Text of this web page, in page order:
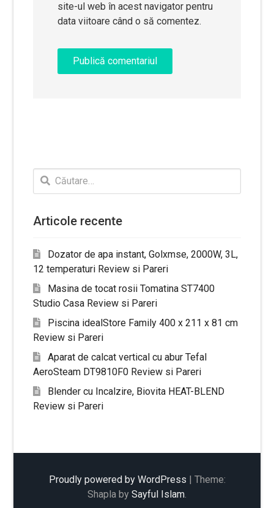
site-ul web în acest navigator pentru
data viitoare când o să comentez.
Caută
după:
Articole recente
Dozator de apa instant, Golxmse, 2000W, 3L,
12 temperaturi Review si Pareri
Masina de tocat rosii Tomatina ST7400
Studio Casa Review si Pareri
Piscina idealStore Family 400 x 211 x 81 cm
Review si Pareri
Aparat de calcat vertical cu abur Tefal
AeroSteam DT9810F0 Review si Pareri
Blender cu Incalzire, Biovita HEAT-BLEND
Review si Pareri
Proudly powered by WordPress | Theme:
Shapla by Sayful Islam.